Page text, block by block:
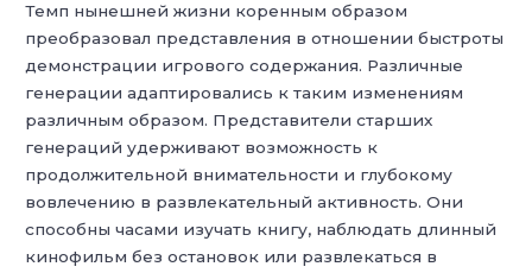
Темп нынешней жизни коренным образом
преобразовал представления в отношении быстроты
демонстрации игрового содержания. Различные
генерации адаптировались к таким изменениям
различным образом. Представители старших
генераций удерживают возможность к
продолжительной внимательности и глубокому
вовлечению в развлекательный активность. Они
способны часами изучать книгу, наблюдать длинный
кинофильм без остановок или развлекаться в